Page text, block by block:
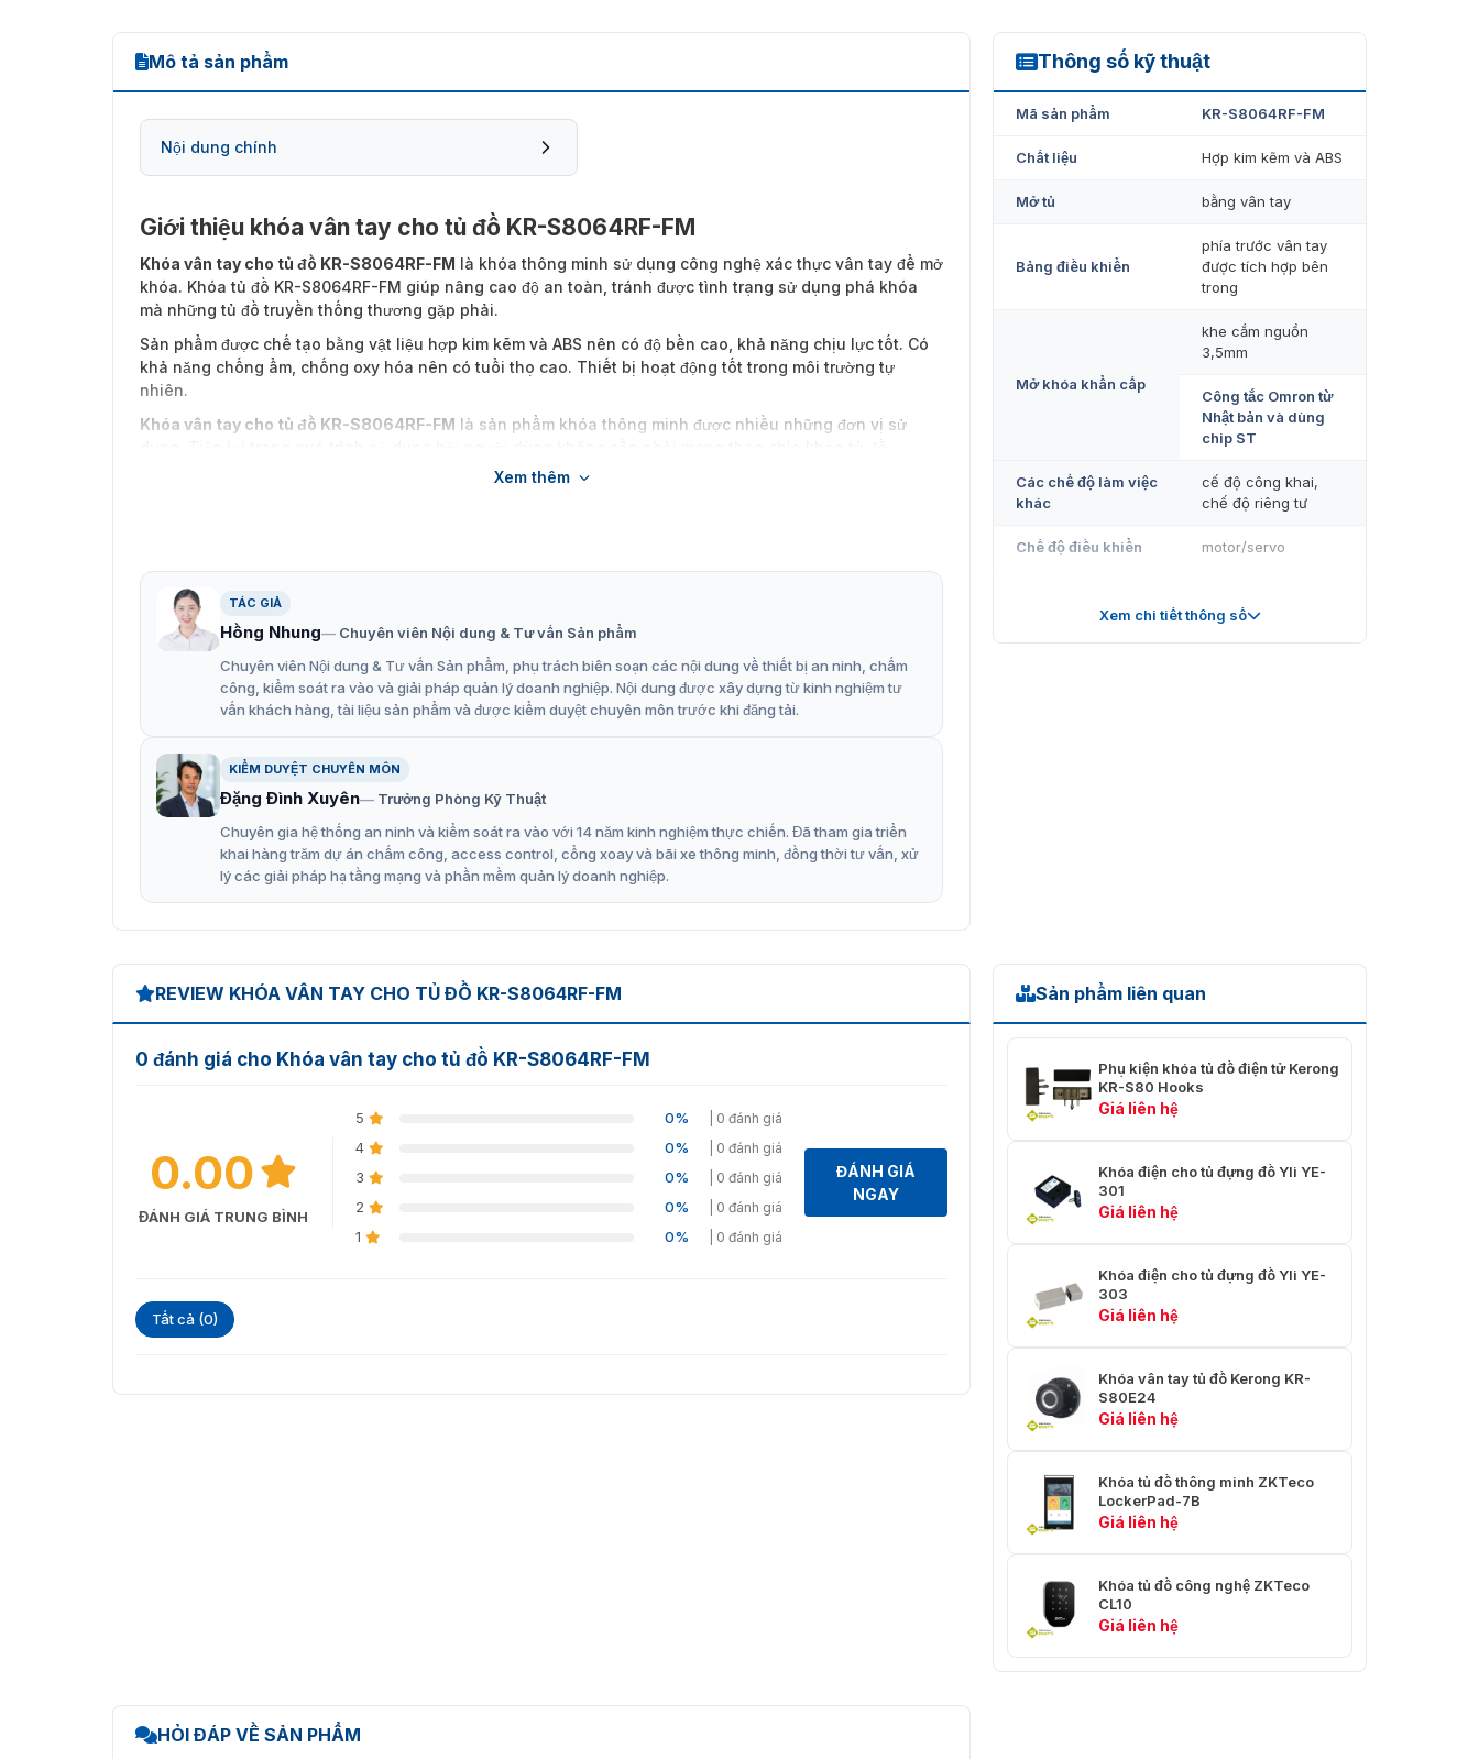
Mô tả sản phẩm
Nội dung chính
Giới thiệu khóa vân tay cho tủ đồ KR-S8064RF-FM
Khóa vân tay cho tủ đồ KR-S8064RF-FM là khóa thông minh sử dụng công nghệ xác thực vân tay để mở
khóa. Khóa tủ đồ KR-S8064RF-FM giúp nâng cao độ an toàn, tránh được tình trạng sử dụng phá khóa
mà những tủ đồ truyền thống thương gặp phải.
Sản phẩm được chế tạo bằng vật liệu hợp kim kẽm và ABS nên có độ bền cao, khả năng chịu lực tốt. Có
khả năng chống ẩm, chống oxy hóa nên có tuổi thọ cao. Thiết bị hoạt động tốt trong môi trường tự
nhiên.
Khóa vân tay cho tủ đồ KR-S8064RF-FM là sản phẩm khóa thông minh được nhiều những đơn vị sử
là đơn vị cung cấp sản phẩm khóa tủ đồ chính hãng với giá tốt nhất trên thị trường. Hãy
Xem thêm
TÁC GIẢ
Hồng Nhung
Chuyên viên Nội dung & Tư vấn Sản phẩm
Chuyên viên Nội dung & Tư vấn Sản phẩm, phụ trách biên soạn các nội dung về thiết bị an ninh, chấm
công, kiểm soát ra vào và giải pháp quản lý doanh nghiệp. Nội dung được xây dựng từ kinh nghiệm tư
vấn khách hàng, tài liệu sản phẩm và được kiểm duyệt chuyên môn trước khi đăng tải.
KIỂM DUYỆT CHUYÊN MÔN
Đặng Đình Xuyên
Trưởng Phòng Kỹ Thuật
Chuyên gia hệ thống an ninh và kiểm soát ra vào với 14 năm kinh nghiệm thực chiến. Đã tham gia triển
khai hàng trăm dự án chấm công, access control, cổng xoay và bãi xe thông minh, đồng thời tư vấn, xử
lý các giải pháp hạ tầng mạng và phần mềm quản lý doanh nghiệp.
Thông số kỹ thuật
KR-S8064RF-FM
Mã sản phẩm KR-S8064RF-FM
Chất liệu Hợp kim kẽm và ABS
Mở tủ bằng vân tay
Bảng điều khiển
phía trước vân tay
được tích hợp bên
trong
Mở khóa khẩn cấp
khe cắm nguồn
3,5mm
Công tắc Omron từ
Nhật bản và dùng
chip ST
Các chế độ làm việc
khác
cế độ công khai,
chế độ riêng tư
Chế độ điều khiển motor/servo
Xem chi tiết thông số
REVIEW KHÓA VÂN TAY CHO TỦ ĐỒ KR-S8064RF-FM
0 đánh giá cho Khóa vân tay cho tủ đồ KR-S8064RF-FM
0.00
ĐÁNH GIÁ TRUNG BÌNH
5 0% | 0 đánh giá
4 0% | 0 đánh giá
3 0% | 0 đánh giá
2 0% | 0 đánh giá
1 0% | 0 đánh giá
ĐÁNH GIÁ
NGAY
Tất cả (0)
Sản phẩm liên quan
Phụ kiện khóa tủ đồ điện tử Kerong
KR-S80 Hooks
Giá liên hệ
Khóa điện cho tủ đựng đồ Yli YE-
301
Giá liên hệ
Khóa điện cho tủ đựng đồ Yli YE-
303
Giá liên hệ
Khóa vân tay tủ đồ Kerong KR-
S80E24
Giá liên hệ
Khóa tủ đồ thông minh ZKTeco
LockerPad-7B
Giá liên hệ
Khóa tủ đồ công nghệ ZKTeco
CL10
Giá liên hệ
HỎI ĐÁP VỀ SẢN PHẨM